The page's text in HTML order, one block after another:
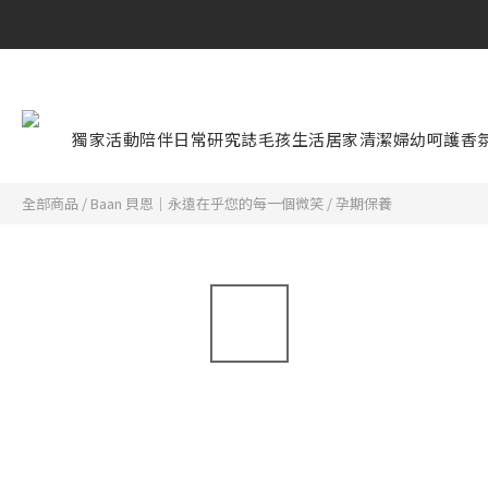
獨家活動陪伴日常研究誌毛孩生活居家清潔婦幼呵護香
全部商品 / Baan 貝恩｜永遠在乎您的每一個微笑 /孕期保養